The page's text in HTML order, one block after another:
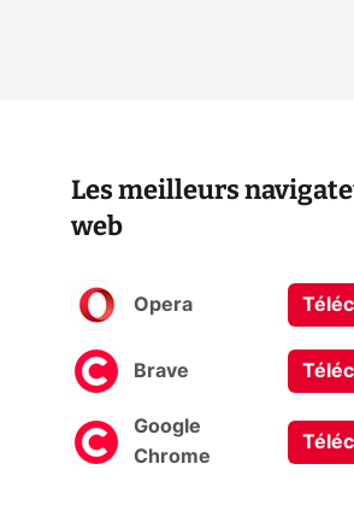
Les meilleurs
web
Opera
Brave
Google
Chrome